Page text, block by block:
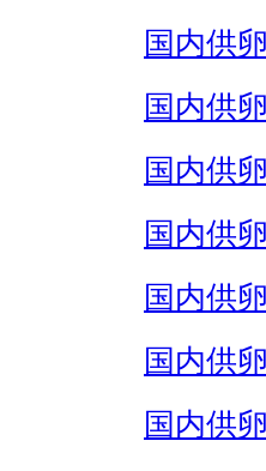
国内供
国内供
国内供
国内供
国内供
国内供
国内供